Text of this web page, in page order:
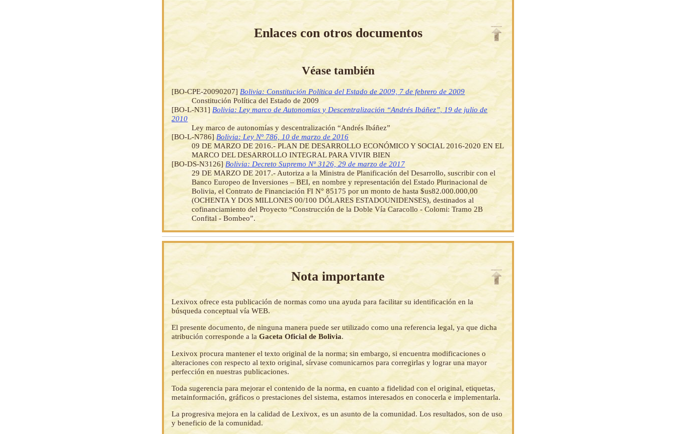
Enlaces con otros documentos
Véase también
[BO-CPE-20090207] Bolivia: Constitución Política del Estado de 2009, 7 de febrero de 2009
Constitución Política del Estado de 2009
[BO-L-N31] Bolivia: Ley marco de Autonomías y Descentralización “Andrés Ibáñez”, 19 de julio de
2010
Ley marco de autonomías y descentralización “Andrés Ibáñez”
[BO-L-N786] Bolivia: Ley Nº 786, 10 de marzo de 2016
09 DE MARZO DE 2016.- PLAN DE DESARROLLO ECONÓMICO Y SOCIAL 2016-2020 EN EL
MARCO DEL DESARROLLO INTEGRAL PARA VIVIR BIEN
[BO-DS-N3126] Bolivia: Decreto Supremo Nº 3126, 29 de marzo de 2017
29 DE MARZO DE 2017.- Autoriza a la Ministra de Planificación del Desarrollo, suscribir con el
Banco Europeo de Inversiones – BEI, en nombre y representación del Estado Plurinacional de
Bolivia, el Contrato de Financiación FI N° 85175 por un monto de hasta $us82.000.000,00
(OCHENTA Y DOS MILLONES 00/100 DÓLARES ESTADOUNIDENSES), destinados al
cofinanciamiento del Proyecto “Construcción de la Doble Vía Caracollo - Colomi: Tramo 2B
Confital - Bombeo”.
Nota importante
Lexivox ofrece esta publicación de normas como una ayuda para facilitar su identificación en la
búsqueda conceptual vía WEB.
El presente documento, de ninguna manera puede ser utilizado como una referencia legal, ya que dicha
atribución corresponde a laGaceta Oficial de Bolivia.
Lexivox procura mantener el texto original de la norma; sin embargo, si encuentra modificaciones o
alteraciones con respecto al texto original, sírvase comunicarnos para corregirlas y lograr una mayor
perfección en nuestras publicaciones.
Toda sugerencia para mejorar el contenido de la norma, en cuanto a fidelidad con el original, etiquetas,
metainformación, gráficos o prestaciones del sistema, estamos interesados en conocerla e implementarla.
La progresiva mejora en la calidad de Lexivox, es un asunto de la comunidad. Los resultados, son de uso
y beneficio de la comunidad.